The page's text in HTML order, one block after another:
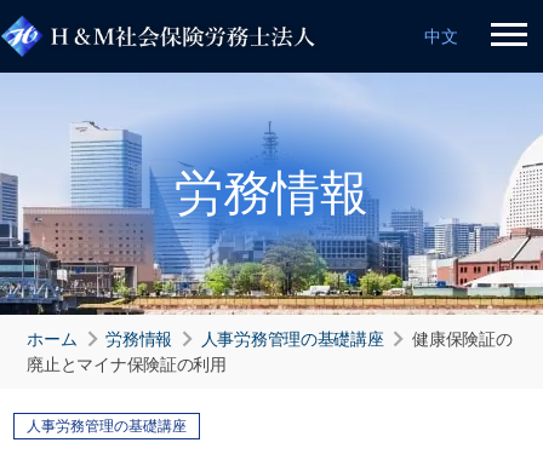
中文
労務情報
ホーム 労務情報 人事労務管理の基礎講座
健康保険証の
廃止とマイナ保険証の利用
人事労務管理の基礎講座